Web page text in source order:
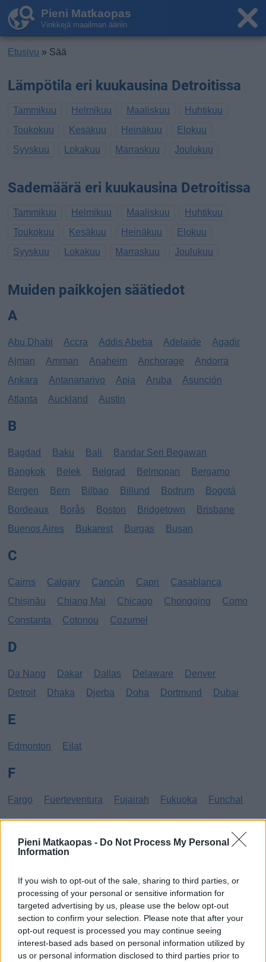
Pieni Matkaopas - Do Not Process My Personal
Information
If you wish to opt-out of the sale, sharing to third parties, or
processing of your personal or sensitive information for
targeted advertising by us, please use the below opt-out
section to confirm your selection. Please note that after your
opt-out request is processed you may continue seeing
interest-based ads based on personal information utilized by
us or personal information disclosed to third parties prior to
Pieni Matkaopas
Vinkkejä maailman ääriin
Etusivu » Sää
Lämpötila eri kuukausina Detroitissa
Tammikuu Helmikuu Maaliskuu
Huhtikuu
Toukokuu
Kesäkuu Heinäkuu
Elokuu
Syyskuu
Lokakuu Marraskuu Joulukuu
Sademäärä eri kuukausina Detroitissa
Tammikuu Helmikuu Maaliskuu
Huhtikuu
Toukokuu
Kesäkuu Heinäkuu
Elokuu
Syyskuu
Lokakuu Marraskuu Joulukuu
Muiden paikkojen säätiedot
A
Abu Dhabi Accra Addis Abeba Adelaide
Agadir
Ajman
Amman Anaheim Anchorage
Andorra
Ankara
Antananarivo Apia Aruba
Asunción
Atlanta
Auckland Austin
B
Bagdad Baku Bali
Bandar Seri Begawan
Bangkok
Belek Belgrad Belmopan
Bergamo
Bergen
Bern Bilbao Billund Bodrum
Bogotá
Bordeaux
Borås Boston Bridgetown
Brisbane
Buenos Aires
Bukarest Burgas Busan
C
Cairns Calgary Cancún Capri
Casablanca
Chișinău
Chiang Mai Chicago Chongqing
Como
Constanta
Cotonou Cozumel
D
Da Nang Dakar Dallas Delaware
Denver
Detroit
Dhaka Djerba Doha Dortmund Dubai
E
Edmonton Eilat
F
Fargo Fuerteventura Fujairah Fukuoka Funchal
Gibraltar Gran Canaria
Haag Hammamet Hania Hannover
Hanoi
Helsingborg Helsinki
Ho Chi Minh City
Hong Kong
Honolulu Houston Hua Hin